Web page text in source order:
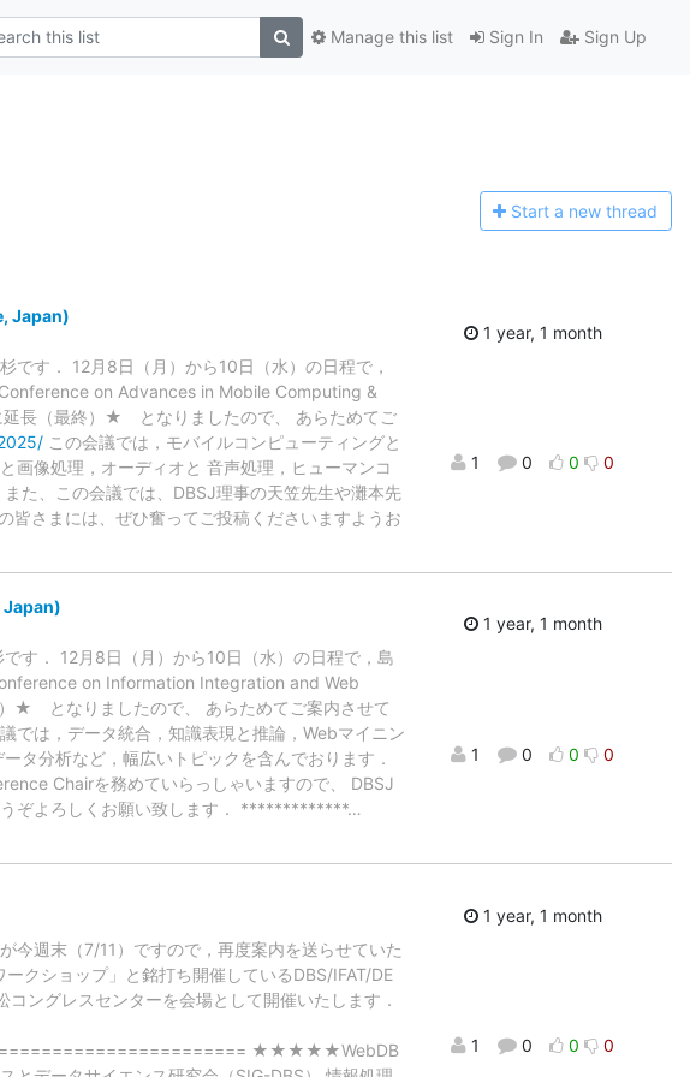
Sign In Sign Up
Manage this list
Start a new thread
Japan)
です． 12月8日（月）から10日（水）の日程で，
on Advances in Mobile Computing &
長（最終）★ となりましたので、 あらためてご
この会議では，モバイルコンピューティングと
画像処理，オーディオと 音声処理，ヒューマンコ
た、この会議では、DBSJ理事の天笠先生や灘本先
さまには、ぜひ奮ってご投稿くださいますようお
1 year, 1 month
1 0 0 0
Japan)
す． 12月8日（月）から10日（水）の日程で，島
on Information Integration and Web
★ となりましたので、 あらためてご案内させて
では，データ統合，知識表現と推論，Webマイニン
タ分析など，幅広いトピックを含んでおります．
Chairを務めていらっしゃいますので、 DBSJ
うぞよろしくお願い致します． *************…
1 year, 1 month
1 0 0 0
今週末（7/11）ですので，再度案内を送らせていた
クショップ」と銘打ち開催しているDBS/IFAT/DE
ングレスセンターを会場として開催いたします．
★★★★★WebDB
1 year, 1 month
1 0 0 0